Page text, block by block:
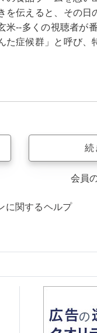
伝えると、その日
--多くの視聴者が
症候群」と呼び、
続
会員
に関するヘルプ